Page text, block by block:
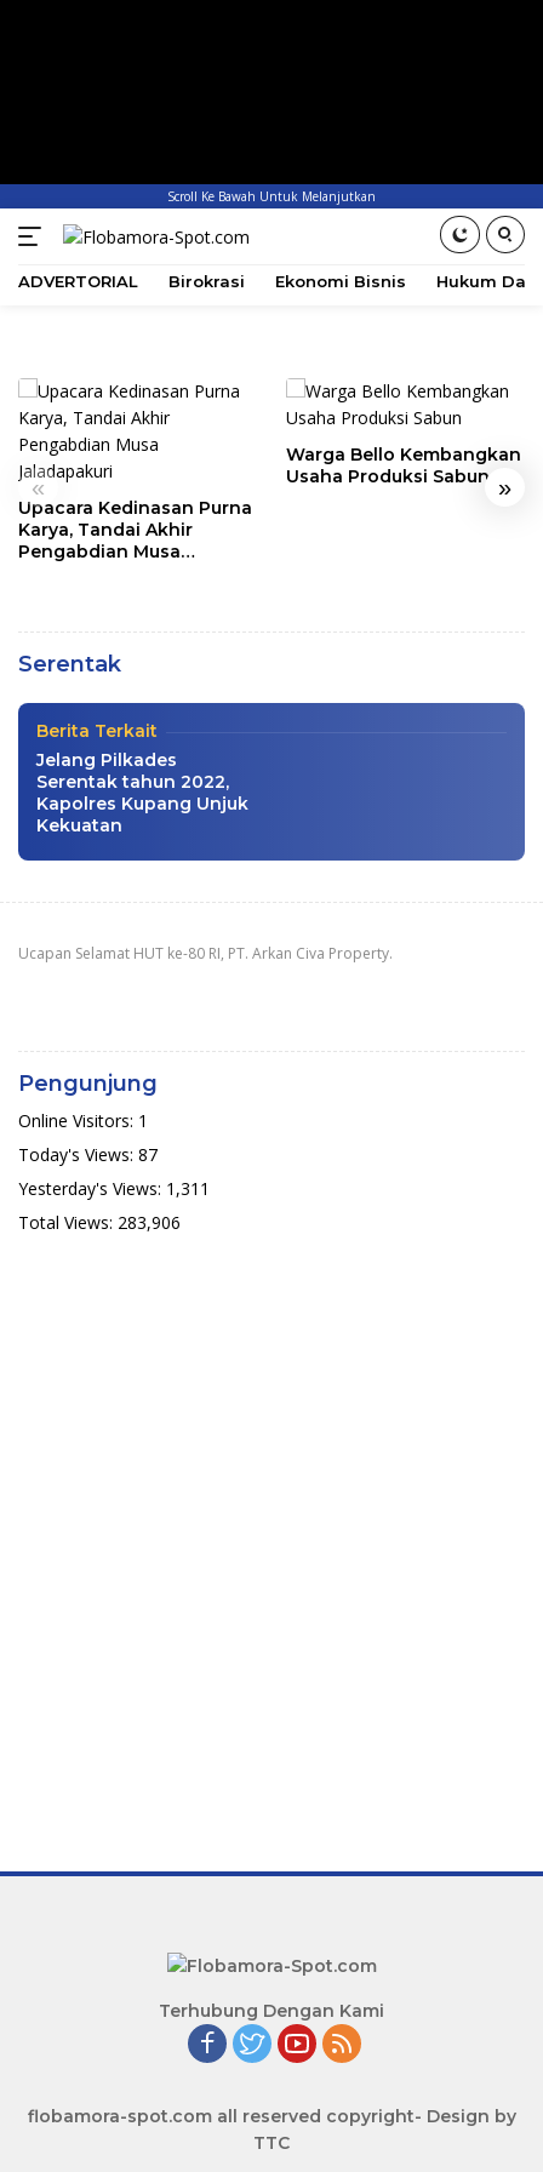
Scroll Ke Bawah Untuk Melanjutkan
ADVERTORIAL Birokrasi Ekonomi Bisnis Hukum
« »
Upacara Kedinasan Purna
Karya, Tandai Akhir
Pengabdian Musa
Warga Bello Kembangkan
Usaha Produksi Sabun
Serentak
POLRI Pelopori Aksi Tanam Jagung
Kupang Hadir
Pembangunan
Berita Terkait
Jelang Pilkades
Serentak tahun 2022,
Kapolres Kupang Unjuk
Kekuatan
Ucapan Selamat HUT ke-80 RI, PT. Arkan Civa Property.
Pengunjung
Online Visitors: 1
Today's Views: 87
Yesterday's Views: 1,311
Total Views: 283,906
Terhubung Dengan Kami
flobamora-spot.com all reserved copyright- Design by
TTC